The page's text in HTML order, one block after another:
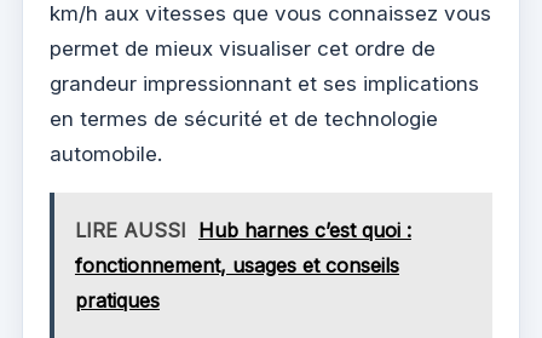
km/h aux vitesses que vous connaissez vous
permet de mieux visualiser cet ordre de
grandeur impressionnant et ses implications
en termes de sécurité et de technologie
automobile.
LIRE AUSSI Hub harnes c’est quoi :
fonctionnement, usages et conseils
pratiques